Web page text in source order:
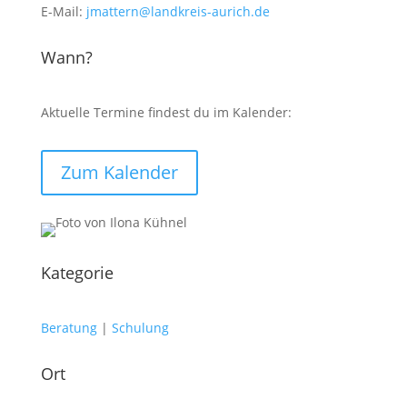
E-Mail: jmattern@landkreis-aurich.de
Wann?
Aktuelle Termine findest du im Kalender:
Zum Kalender
Kategorie
Beratung| Schulung
Ort